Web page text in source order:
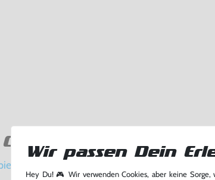
Wir passen Dein
Hey Du! 🎮 Wir verwenden Cookies, aber keine